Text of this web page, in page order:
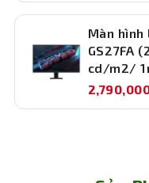
Màn hình
GS27FA
cd/m2/